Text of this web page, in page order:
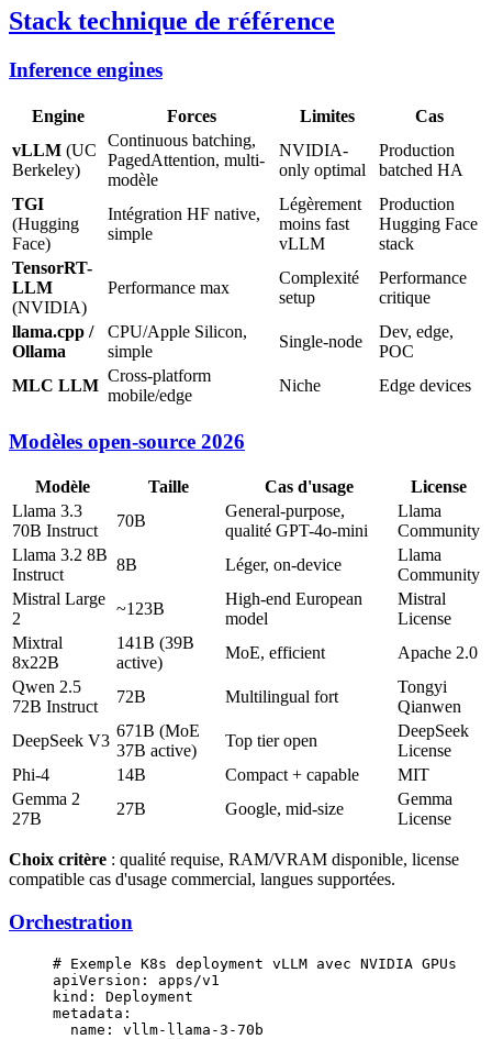
Stack technique de référence
Inference engines
Engine Forces Limites
Cas
vLLM (UC
Berkeley)
Continuous batching,
PagedAttention, multi-
modèle
NVIDIA-
only optimal
Production
batched HA
TGI
(Hugging
Face)
Intégration HF native,
simple
Légèrement
moins fast
vLLM
Production
Hugging Face
stack
TensorRT-
LLM
(NVIDIA)
Performance max
Complexité
setup
Performance
critique
llama.cpp /
Ollama
CPU/Apple Silicon,
simple
Single-node
Dev, edge,
POC
MLC LLM
Cross-platform
mobile/edge
Niche Edge devices
Modèles open-source 2026
Modèle Taille Cas d'usage
License
Llama 3.3
70B Instruct
70B
General-purpose,
qualité GPT-4o-mini
Llama
Community
Llama 3.2 8B
Instruct
8B Léger, on-device
Llama
Community
Mistral Large
2
~123B
High-end European
model
Mistral
License
Mixtral
8x22B
141B (39B
active)
MoE, efficient
Apache 2.0
Qwen 2.5
72B Instruct
72B Multilingual fort
Tongyi
Qianwen
DeepSeek V3
671B (MoE
37B active)
Top tier open
DeepSeek
License
Phi-4
14B Compact + capable
MIT
Gemma 2
27B
27B Google, mid-size
Gemma
License
Choix critère : qualité requise, RAM/VRAM disponible, license
compatible cas d'usage commercial, langues supportées.
Orchestration
# Exemple K8s deployment vLLM avec NVIDIA GPUs
apiVersion : apps/v1
kind : Deployment
metadata :
  name
: vllm-llama-3-70b